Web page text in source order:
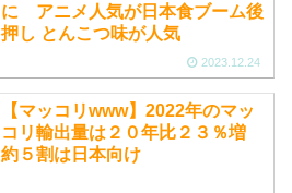
に アニメ人気が日本食ブーム後
押し とんこつ味が人気
2023.12.24
【マッコリwww】2022年のマッ
コリ輸出量は２０年比２３％増
約５割は日本向け